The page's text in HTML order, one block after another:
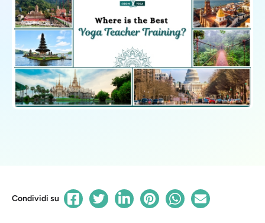
Condividi su